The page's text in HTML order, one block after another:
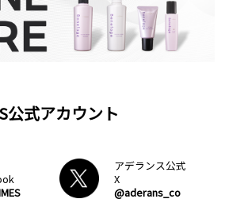
公式アカウント
アデランス公式
X
@aderans_co